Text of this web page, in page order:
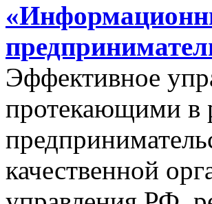
Эффективное
протекающими в
качественной